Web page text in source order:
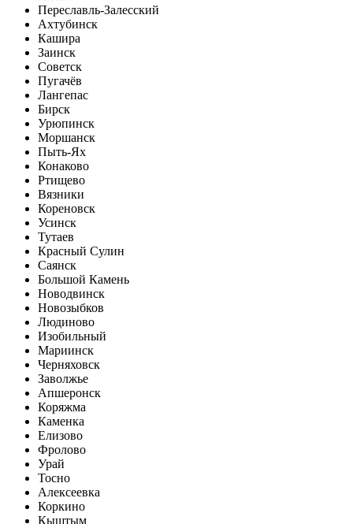
Переславль-Залесский
Ахтубинск
Кашира
Заинск
Советск
Пугачёв
Лангепас
Бирск
Урюпинск
Моршанск
Пыть-Ях
Конаково
Ртищево
Вязники
Кореновск
Усинск
Тутаев
Красный Сулин
Саянск
Большой Камень
Новодвинск
Новозыбков
Людиново
Изобильный
Мариинск
Черняховск
Заволжье
Апшеронск
Коряжма
Каменка
Елизово
Фролово
Урай
Тосно
Алексеевка
Коркино
Кыштым